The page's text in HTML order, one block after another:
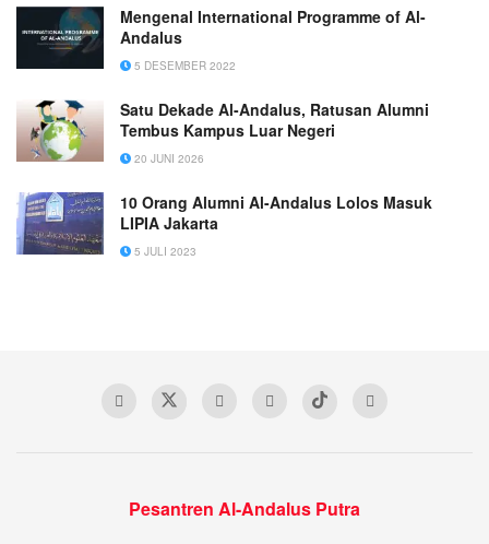
Mengenal International Programme of Al-
Andalus
5 DESEMBER 2022
Satu Dekade Al-Andalus, Ratusan Alumni
Tembus Kampus Luar Negeri
20 JUNI 2026
10 Orang Alumni Al-Andalus Lolos Masuk
LIPIA Jakarta
5 JULI 2023
Pesantren Al-Andalus Putra